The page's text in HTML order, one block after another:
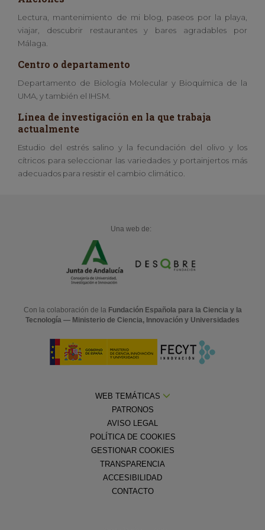
Lectura, mantenimiento de mi blog, paseos por la playa,
viajar, descubrir restaurantes y bares agradables por
Málaga.
Centro o departamento
Departamento de Biología Molecular y Bioquímica de la
UMA, y también el IHSM.
Línea de investigación en la que trabaja
actualmente
Estudio del estrés salino y la fecundación del olivo y los
cítricos para seleccionar las variedades y portainjertos más
adecuados para resistir el cambio climático.
Una web de:
Con la colaboración de la Fundación Española para la Ciencia y la
Tecnología — Ministerio de Ciencia, Innovación y Universidades
WEB TEMÁTICAS
PATRONOS
AVISO LEGAL
POLÍTICA DE COOKIES
GESTIONAR COOKIES
TRANSPARENCIA
ACCESIBILIDAD
CONTACTO